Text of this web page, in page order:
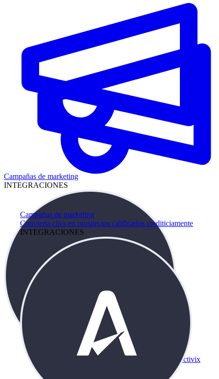
Campañas de marketing
Convierta clics en prospectos calificados crediticiamente
INTEGRACIONES
Campañas de marketing
INTEGRACIONES
Activix